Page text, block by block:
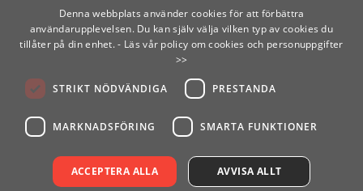
SWEDISH
Denna webbplats använder cookies för att förbättra
användarupplevelsen. Du kan själv välja vilken typ av cookies du
tillåter på din enhet. - Läs vår policy om cookies och personuppgifter
>>
STRIKT NÖDVÄNDIGA PRESTANDA
MARKNADSFÖRING SMARTA FUNKTIONER
ACCEPTERA ALLA AVVISA ALLT